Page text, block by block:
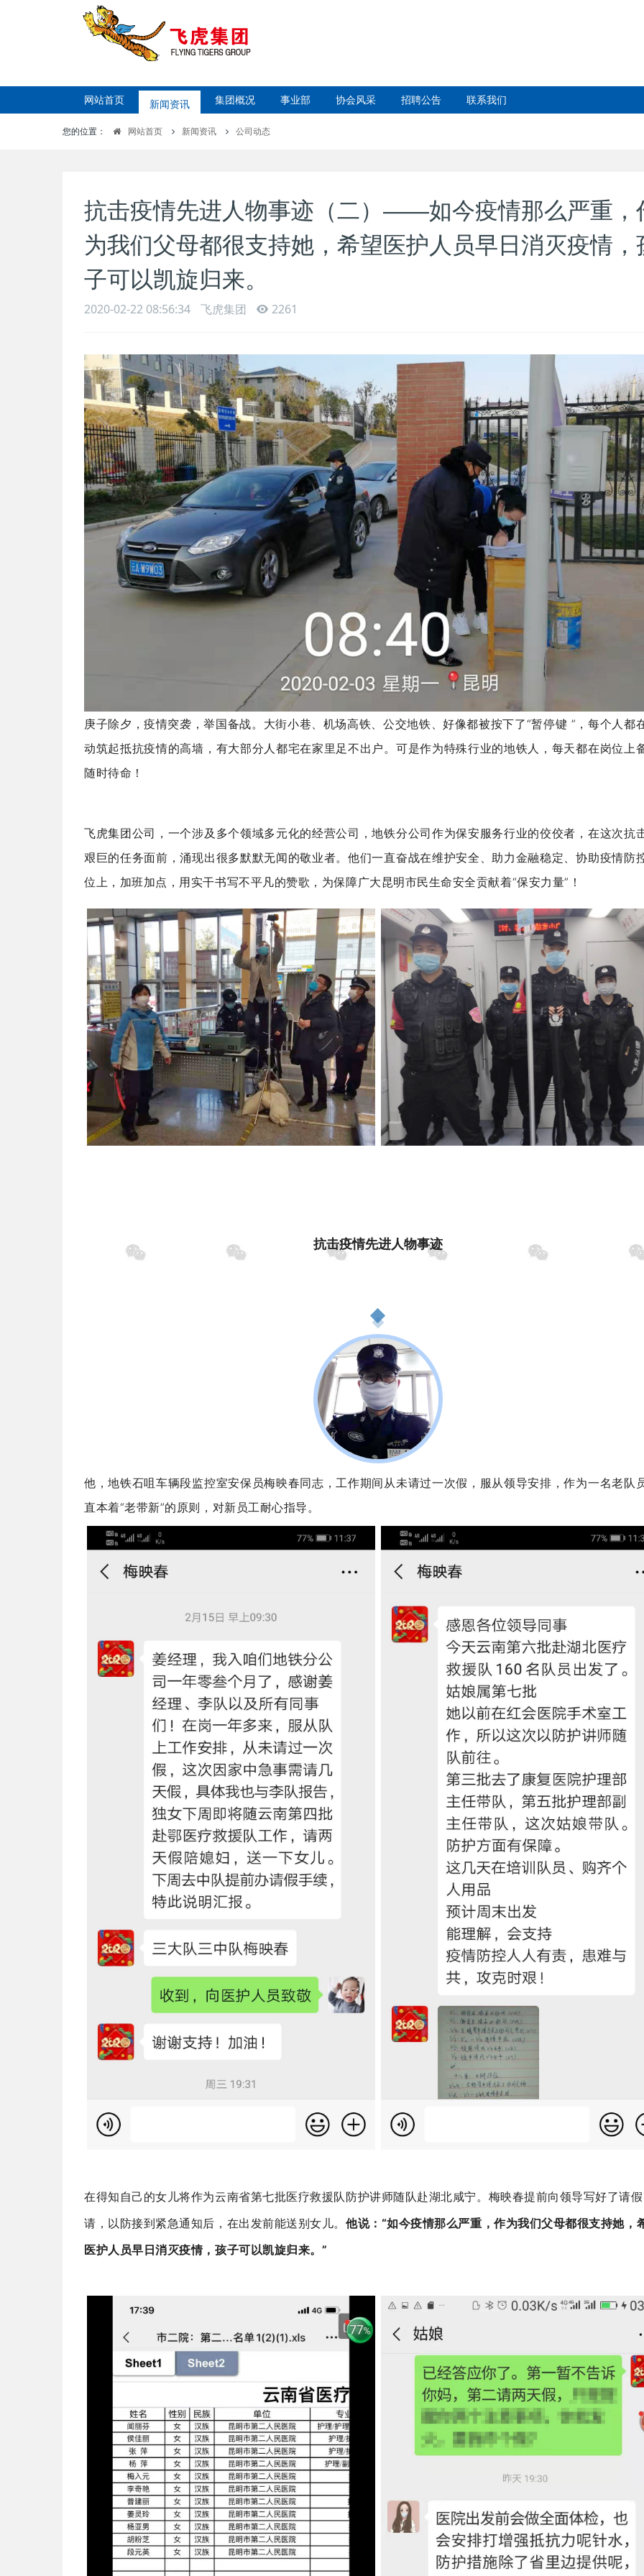
网站首页 新闻资讯 集团概况 事业部 协会风采 招聘公告 联系我们
您的位置： 网站首页 新闻资讯 公司动态
抗击疫情先进人物事迹（二）——如今疫情那么严重，
为我们父母都很支持她，希望医护人员早日消灭疫情，
子可以凯旋归来。
2020-02-22 08:56:34 飞虎集团 2261
庚子除夕，疫情突袭，举国备战。 大街小巷、机场高铁、公交地铁、好像都被按下了“暂停键 ”，每个人都
动筑起抵抗疫情的高墙，有大部分人都宅在家里足不出户。 可是作为特殊行业的地铁人，每天都在岗位上
随时待命！
飞虎集团公司，一个涉及多个领域多元化的经营公司，地铁分公司作为保安服务行业的佼佼者，在这次抗
艰巨的任务面前，涌现出很多默默无闻的敬业者。他们一直奋战在维护安全、助力金融稳定、协助疫情防
位上，加班加点，用实干书写不平凡的赞歌，为保障广大昆明市民生命安全贡献着“保安力量”！
抗击疫情先进人物事迹
他，地铁石咀车辆段监控室安保员梅映春同志，工作期间从未请过一次假，服从领导安排，作为一名老队
直本着“老带新”的原则，对新员工耐心指导。
在得知自己的女儿将作为云南省第七批医疗救援队防护讲师随队赴湖北咸宁。 梅映春提前向领导写好了请
请，以防接到紧急通知后，在出发前能送别女儿。 他说：“如今疫情那么严重，作为我们父母都很支持她，
医护人员早日消灭疫情，孩子可以凯旋归来。”